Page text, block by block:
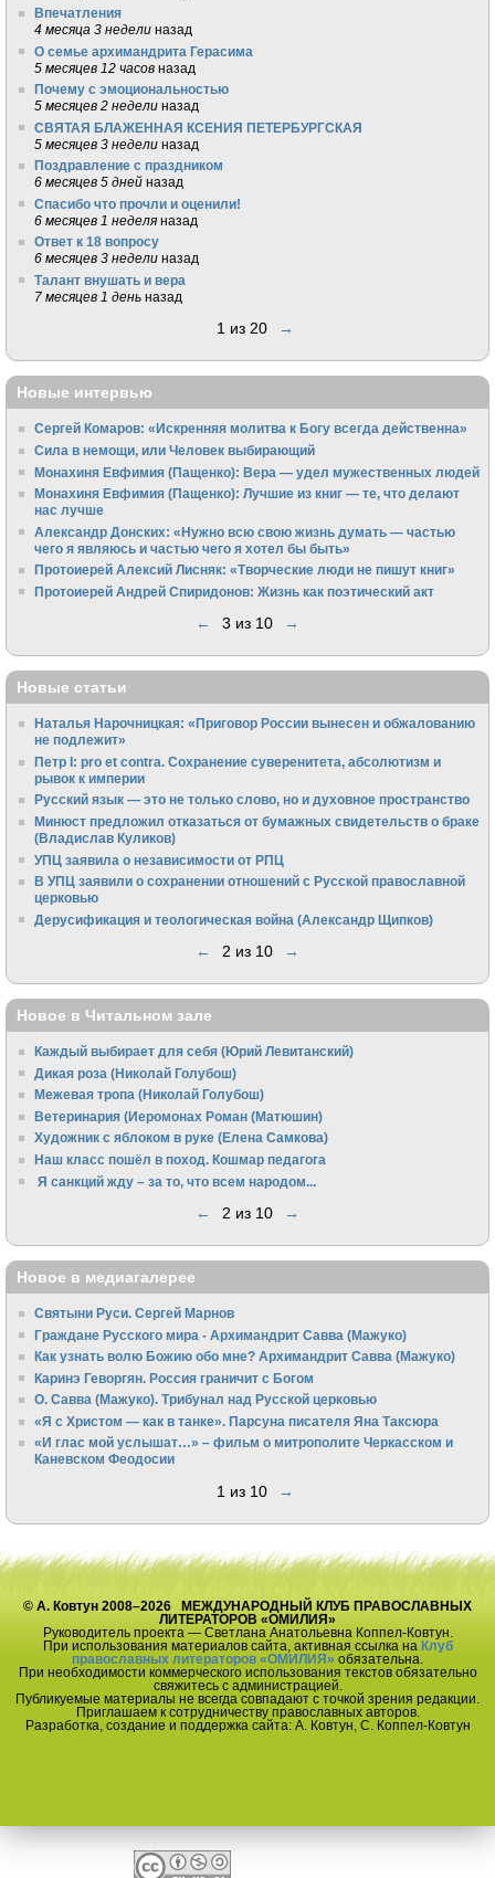
Впечатления
4 месяца 3 недели назад
О семье архимандрита Герасима
5 месяцев 12 часов назад
Почему с эмоциональностью
5 месяцев 2 недели назад
СВЯТАЯ БЛАЖЕННАЯ КСЕНИЯ ПЕТЕРБУРГСКАЯ
5 месяцев 3 недели назад
Поздравление с праздником
6 месяцев 5 дней назад
Спасибо что прочли и оценили!
6 месяцев 1 неделя назад
Ответ к 18 вопросу
6 месяцев 3 недели назад
Талант внушать и вера
7 месяцев 1 день назад
1 из 20 →
Новые интервью
Сергей Комаров: «Искренняя молитва к Богу всегда действенна»
Сила в немощи, или Человек выбирающий
Монахиня Евфимия (Пащенко): Вера — удел мужественных людей
Монахиня Евфимия (Пащенко): Лучшие из книг — те, что делают
нас лучше
Александр Донских: «Нужно всю свою жизнь думать — частью
чего я являюсь и частью чего я хотел бы быть»
Протоиерей Алексий Лисняк: «Творческие люди не пишут книг»
Протоиерей Андрей Спиридонов: Жизнь как поэтический акт
← 3 из 10 →
Новые статьи
Наталья Нарочницкая: «Приговор России вынесен и обжалованию
не подлежит»
Петр I: pro et contra. Сохранение суверенитета, абсолютизм и
рывок к империи
Русский язык — это не только слово, но и духовное пространство
Минюст предложил отказаться от бумажных свидетельств о браке
(Владислав Куликов)
УПЦ заявила о независимости от РПЦ
В УПЦ заявили о сохранении отношений с Русской православной
церковью
Дерусификация и теологическая война (Александр Щипков)
← 2 из 10 →
Новое в Читальном зале
Каждый выбирает для себя (Юрий Левитанский)
Дикая роза (Николай Голубош)
Межевая тропа (Николай Голубош)
Ветеринария (Иеромонах Роман (Матюшин)
Художник с яблоком в руке (Елена Самкова)
Наш класс пошёл в поход. Кошмар педагога
Я санкций жду – за то, что всем народом...
← 2 из 10 →
Новое в медиагалерее
Святыни Руси. Сергей Марнов
Граждане Русского мира - Архимандрит Савва (Мажуко)
Как узнать волю Божию обо мне? Архимандрит Савва (Мажуко)
Каринэ Геворгян. Россия граничит с Богом
О. Савва (Мажуко). Трибунал над Русской церковью
«Я с Христом — как в танке». Парсуна писателя Яна Таксюра
«И глас мой услышат…» – фильм о митрополите Черкасском и
Каневском Феодосии
1 из 10 →
© А. Ковтун 2008–2026 МЕЖДУНАРОДНЫЙ КЛУБ ПРАВОСЛАВНЫХ
ЛИТЕРАТОРОВ «ОМИЛИЯ»
Руководитель проекта — Светлана Анатольевна Коппел-Ковтун.
При использования материалов сайта, активная ссылка на Клуб
православных литераторов «ОМИЛИЯ» обязательна.
При необходимости коммерческого использования текстов обязательно
свяжитесь с администрацией.
Публикуемые материалы не всегда совпадают с точкой зрения редакции.
Приглашаем к сотрудничеству православных авторов.
Разработка, создание и поддержка сайта: А. Ковтун, С. Коппел-Ковтун